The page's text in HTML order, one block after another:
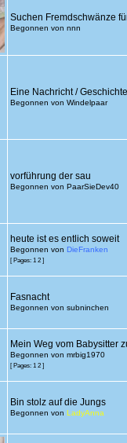
Suchen Fremdschwänze
Begonnen von nnn
Eine Nachricht /
Begonnen von Windelpaar
vorführung der sau
Begonnen von PaarSieDev40
heute ist es entlich soweit
Begonnen von DieFranken
[ Pages: 1 2]
Fasnacht
Begonnen von subninchen
Mein Weg vom Babysitter
Begonnen von mrbig1970
[ Pages: 1 2]
Bin stolz auf die Jungs
Begonnen von LadyAnna